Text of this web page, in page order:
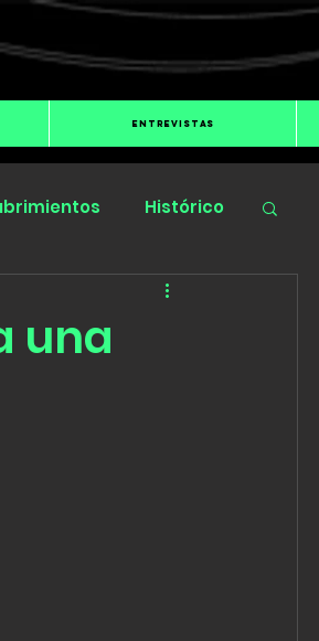
ENTREVISTAS
Histórico
una